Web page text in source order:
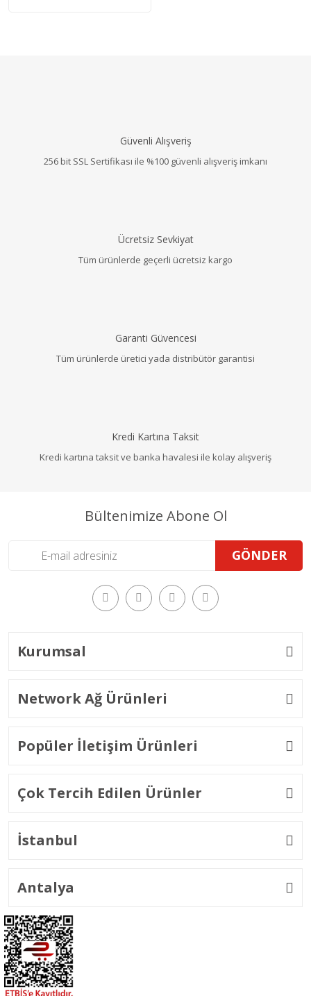
Güvenli Alışveriş
256 bit SSL Sertifikası ile %100 güvenli alışveriş imkanı
Ücretsiz Sevkiyat
Tüm ürünlerde geçerli ücretsiz kargo
Garanti Güvencesi
Tüm ürünlerde üretici yada distribütör garantisi
Kredi Kartına Taksit
Kredi kartına taksit ve banka havalesi ile kolay alışveriş
Bültenimize Abone Ol
GÖNDER
Kurumsal
Network Ağ Ürünleri
Popüler İletişim Ürünleri
Çok Tercih Edilen Ürünler
İstanbul
Antalya